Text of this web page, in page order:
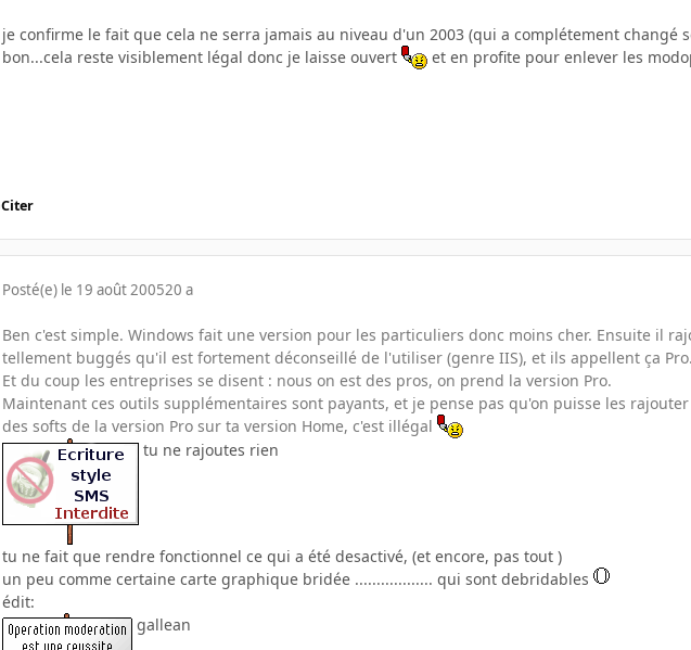
je confirme le fait que cela ne serra jamais au niveau d'un 2003 (qui a complétement changé
bon...cela reste visiblement légal donc je laisse ouvert
et en profite pour enlever les
Citer
Posté(e) le 19 août 200520 a
Ben c'est simple. Windows fait une version pour les particuliers donc moins cher. Ensuite il
tellement buggés qu'il est fortement déconseillé de l'utiliser (genre IIS), et ils appellent ça Pro.
Et du coup les entreprises se disent : nous on est des pros, on prend la version Pro.
Maintenant ces outils supplémentaires sont payants, et je pense pas qu'on puisse les
des softs de la version Pro sur ta version Home, c'est illégal
tu ne rajoutes rien
tu ne fait que rendre fonctionnel ce qui a été desactivé, (et encore, pas tout )
un peu comme certaine carte graphique bridée .................. qui sont debridables
édit:
gallean